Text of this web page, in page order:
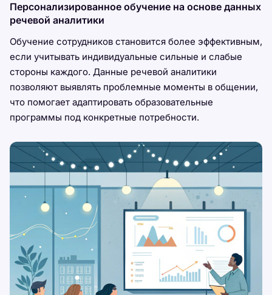
Персонализированное обучение на основе данных
речевой аналитики
Обучение сотрудников становится более эффективным,
если учитывать индивидуальные сильные и слабые
стороны каждого. Данные речевой аналитики
позволяют выявлять проблемные моменты в общении,
что помогает адаптировать образовательные
программы под конкретные потребности.